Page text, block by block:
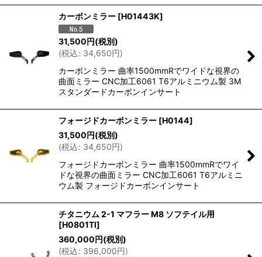
カーボンミラー [H01443K]
31,500円(税別)
(税込: 34,650円)
カーボンミラー 曲率1500mmRでワイドな視界の
曲面ミラー CNC加工6061 T6アルミニウム製 3M
スタンダードカーボンインサート
フォージドカーボンミラー [H0144]
31,500円(税別)
(税込: 34,650円)
フォージドカーボンミラー 曲率1500mmRでワイ
ドな視界の曲面ミラー CNC加工6061 T6アルミニ
ウム製 フォージドカーボンインサート
チタニウム 2-1 マフラー M8 ソフテイル用
[H0801TI]
360,000円(税別)
(税込: 396,000円)